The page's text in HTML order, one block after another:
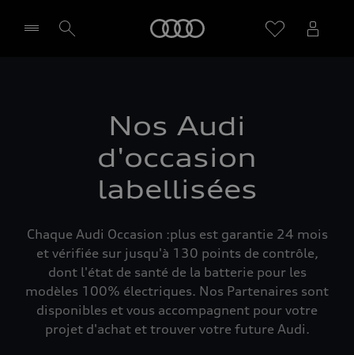
Nos Audi
d'occasion
labellisées
Chaque Audi Occasion :plus est garantie 24 mois
et vérifiée sur jusqu'à 130 points de contrôle,
dont l'état de santé de la batterie pour les
modèles 100% électriques. Nos Partenaires sont
disponibles et vous accompagnent pour votre
projet d'achat et trouver votre future Audi.